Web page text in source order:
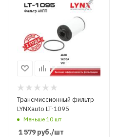
Трансмиссионный фильтр
LYNXauto LT-1095
Меньше 10 шт
1 579 руб./шт